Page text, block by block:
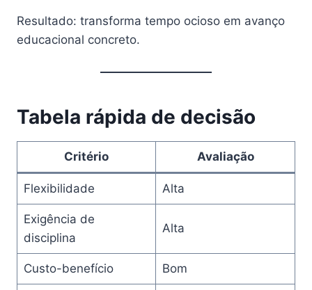
Resultado: transforma tempo ocioso em avanço
educacional concreto.
Tabela rápida de decisão
Critério Avaliação
Flexibilidade Alta
Exigência de
disciplina
Alta
Custo-benefício Bom